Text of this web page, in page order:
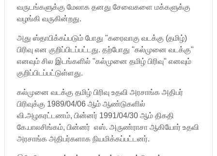
வருடங்களுக்கு மேலாக தனது சேவைகளை மக்களுக்கு
வழங்கி வருகின்றது.
அது ஸ்தாபிக்கப்படும் போது "கரைவாகு வடக்கு (தமிழ்)
பிரிவு என குறிப்பிடப்பட்டது. தற்போது "கல்முனை வடக்கு"
எனவும் சில இடங்களில் "கல்முனை தமிழ் பிரிவு" எனவும்
குறிப்பிடப்பட்டுள்ளது.
கல்முனை வடக்கு தமிழ் பிரிவு உதவி அரசாங்க அதிபர்
பிரிவுக்கு 1989/04/06 ஆம் ஆண்டுகளில்
வி.அழகரட்டணம், பின்னர் 1991/04/30 ஆம் திகதி
கே.பாலசிங்கம், பின்னர் எஸ். அருண்ராசா ஆகியோர் உதவி
அரசாங்க அதிபர்களாக நியமிக்கப்பட்டனர்.